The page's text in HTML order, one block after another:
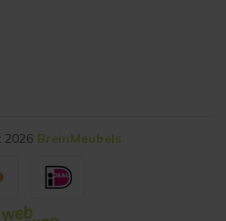
2026 BreinMeubels